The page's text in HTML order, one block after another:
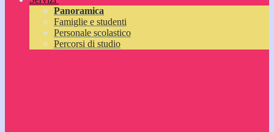
Panoramica
Famiglie e studenti
Personale scolastico
Percorsi di studio